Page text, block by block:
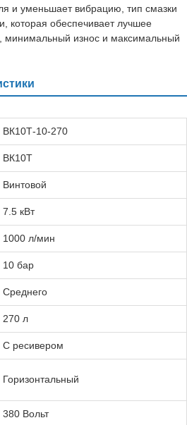
и уменьшает вибрацию, тип смазки
которая обеспечивает лучшее
минимальный износ и максимальный
ВК10Т-10-270
ВК10Т
Винтовой
7.5 кВт
1000 л/мин
10 бар
Среднего
270 л
С ресивером
Горизонтальный
380 Вольт